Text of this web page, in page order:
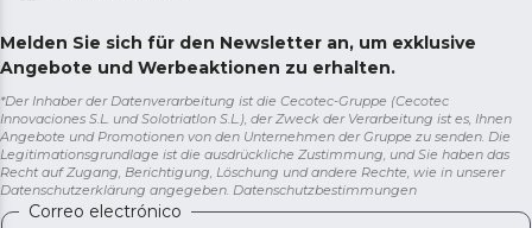
Melden Sie sich für den Newsletter an, um exklusive
Angebote und Werbeaktionen zu erhalten.
*Der Inhaber der Datenverarbeitung ist die Cecotec-Gruppe (Cecotec
Innovaciones S.L. und Solotriatlon S.L.), der Zweck der Verarbeitung ist es, Ihnen
Angebote und Promotionen von den Unternehmen der Gruppe zu senden. Die
Legitimationsgrundlage ist die ausdrückliche Zustimmung, und Sie haben das
Recht auf Zugang, Berichtigung, Löschung und andere Rechte, wie in unserer
Datenschutzerklärung angegeben. Datenschutzbestimmungen
Correo electrónico